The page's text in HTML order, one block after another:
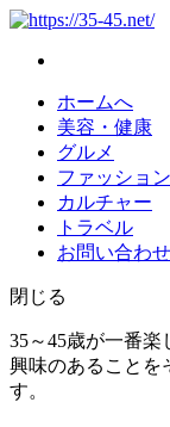
ホームへ
美容・健康
グルメ
ファッション
カルチャー
トラベル
お問い合わせ
閉じる
35～45歳が一番
興味のあることを
す。